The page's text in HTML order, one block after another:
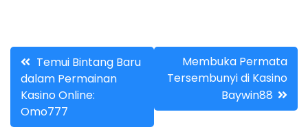
Post
navigation
Temui Bintang Baru
dalam Permainan
Kasino Online:
Omo777
Membuka Permata
Tersembunyi di Kasino
Baywin88